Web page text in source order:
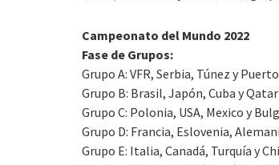
Campeonato del Mundo 2022
Fase de Grupos:
Grupo A: VFR, Serbia, Túnez y
Grupo B: Brasil, Japón, Cuba y Qatar
Grupo C: Polonia, USA, Mexico y
Grupo D: Francia, Eslovenia,
Grupo E: Italia, Canadá, Turquía y